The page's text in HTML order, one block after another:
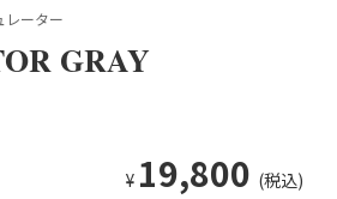
レーター
GRAY
¥ 19,800 (税込)